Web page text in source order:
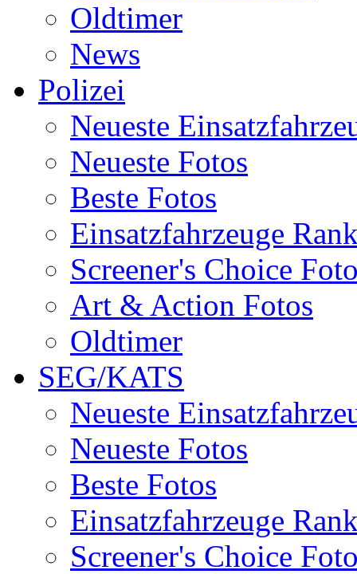
Oldtimer
News
Polizei
Neueste
Neueste Fotos
Beste Fotos
Einsatzfahrzeuge
Screener's Choice
Art & Action Fotos
Oldtimer
SEG/KATS
Neueste
Neueste Fotos
Beste Fotos
Einsatzfahrzeuge
Screener's Choice